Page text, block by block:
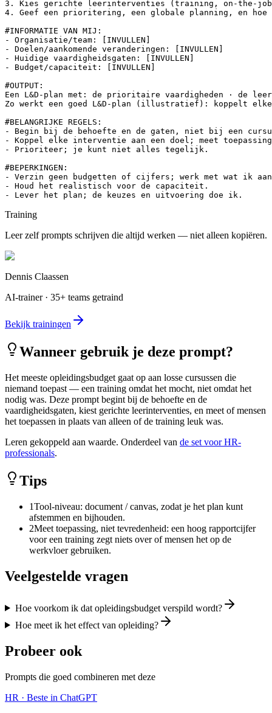
3. Kies gerichte leerinterventies (training, on-the-
4. Geef een prioritering, een globale planning, en hoe
#INFORMATIE VAN MIJ:
- Organisatie/team: [INVULLEN]
- Doelen/aankomende veranderingen: [INVULLEN]
- Huidige vaardigheidsgaten: [INVULLEN]
- Budget/capaciteit: [INVULLEN]
#OUTPUT:
Een L&D-plan met: de prioritaire vaardigheden · de
Zo werkt een goed L&D-plan (illustratief): koppelt
#BELANGRIJKE REGELS:
- Begin bij de behoefte en de gaten, niet bij een
- Koppel elke interventie aan een doel; meet
- Prioriteer; je kunt niet alles tegelijk.
#BEPERKINGEN:
- Verzin geen budgetten of cijfers; werk met wat ik
- Houd het realistisch voor de capaciteit.
- Lever het plan; de keuzes en uitvoering doe ik.
Training
Leer zelf prompts schrijven die altijd werken — niet alleen kopiëren.
Dennis Claassen
AI-trainer · 35+ teams getraind
Bekijk trainingen
Wanneer gebruik je deze prompt?
Het meeste opleidingsbudget gaat op aan losse cursussen die
niemand toepast — een training omdat het mocht, niet omdat het
nodig was. Deze prompt begint bij de behoefte en de
vaardigheidsgaten, kiest gerichte leerinterventies, en meet of mensen
het toepassen in plaats van alleen of de training leuk was.
Leren gekoppeld aan waarde. Onderdeel van de set voor HR-
professionals.
Tips
1Tool-niveau: document / canvas, zodat je het plan kunt
afstemmen en bijhouden.
2Meet toepassing, niet tevredenheid: een hoog rapportcijfer
voor een training zegt niets over of mensen het op de
werkvloer gebruiken.
Veelgestelde vragen
Hoe voorkom ik dat opleidingsbudget verspild wordt?
Hoe meet ik het effect van opleiding?
Probeer ook
Prompts die goed combineren met deze
HR · Beste in ChatGPT